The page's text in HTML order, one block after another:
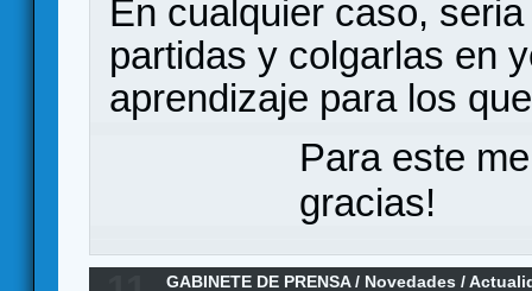
En cualquier caso,
partidas y colgarlas en
aprendizaje para los
Para este
gracias!
GABINETE DE PRENSA/ Novedades /